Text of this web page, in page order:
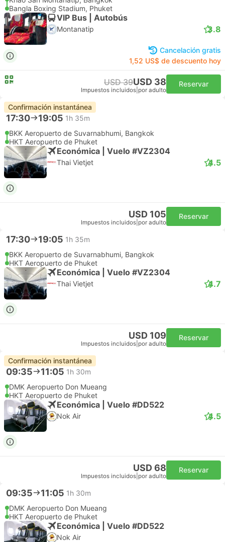
Bangla Boxing Stadium, Phuket
VIP Bus | Autobús
Montanatip 3.8
Cancelación gratis
1,52 US$ de descuento hoy
USD 39USD 38
Impuestos incluidos por adulto
Reservar
Confirmación instantánea
17:30 19:05 1h 35m
BKK Aeropuerto de Suvarnabhumi, Bangkok
HKT Aeropuerto de Phuket
Económica | Vuelo #VZ2304
Thai Vietjet 4.5
USD 105
Impuestos incluidos por adulto
Reservar
17:30 19:05 1h 35m
BKK Aeropuerto de Suvarnabhumi, Bangkok
HKT Aeropuerto de Phuket
Económica | Vuelo #VZ2304
Thai Vietjet 4.7
USD 109
Impuestos incluidos por adulto
Reservar
Confirmación instantánea
09:35 11:05 1h 30m
DMK Aeropuerto Don Mueang
HKT Aeropuerto de Phuket
Económica | Vuelo #DD522
Nok Air 4.5
USD 68
Impuestos incluidos por adulto
Reservar
09:35 11:05 1h 30m
DMK Aeropuerto Don Mueang
HKT Aeropuerto de Phuket
Económica | Vuelo #DD522
Nok Air